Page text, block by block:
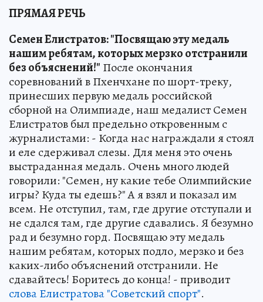
ПРЯМАЯ РЕЧЬ
Семен Елистратов: "Посвящаю эту медаль
нашим ребятам, которых мерзко отстранили
без объяснений!" После окончания
соревнований в Пхенчхане по шорт-треку,
принесших первую медаль российской
сборной на Олимпиаде, наш медалист Семен
Елистратов был предельно откровенным с
журналистами: - Когда нас награждали я стоял
и еле сдерживал слезы. Для меня это очень
выстраданная медаль. Очень много людей
говорили: "Семен, ну какие тебе Олимпийские
игры? Куда ты едешь?" А я взял и показал им
всем. Не отступил, там, где другие отступали и
не сдался там, где другие сдавались. Я безумно
рад и безумно горд. Посвящаю эту медаль
нашим ребятам, которых подло, мерзко и без
каких-либо объяснений отстранили. Не
сдавайтесь! Боритесь до конца! - приводит
слова Елистратова "Советский спорт".